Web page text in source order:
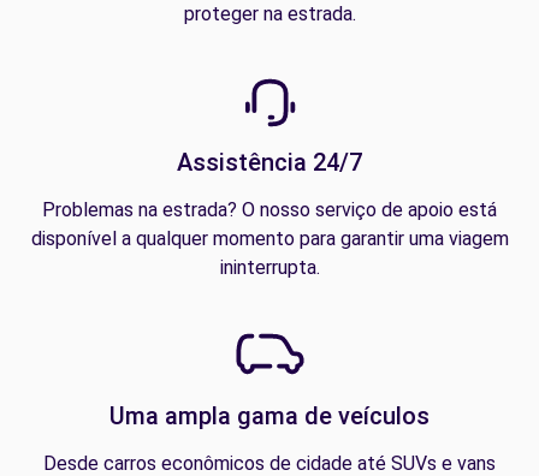
proteger na estrada.
Assistência 24/7
Problemas na estrada? O nosso serviço de apoio está
disponível a qualquer momento para garantir uma viagem
ininterrupta.
Uma ampla gama de veículos
Desde carros econômicos de cidade até SUVs e vans